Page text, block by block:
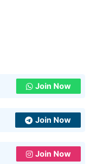
Join Now
Join Now
Join Now